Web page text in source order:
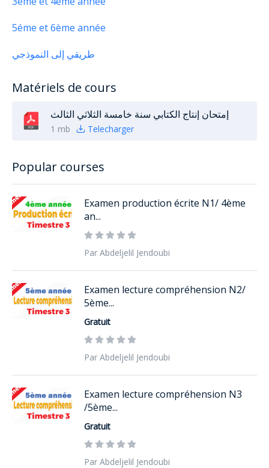
5éme et 6ème année
طريقي إلى النموذجي
Matériels de cours
إمتحان إنتاج الكتابي سنة خامسة الثلاثي الثالث
1 mb Telecharger
Popular courses
Examen production écrite N1/ 4ème
an...
Par Abdeljelil Jendoubi
Examen lecture compréhension N2/
5ème...
Gratuit
Par Abdeljelil Jendoubi
Examen lecture compréhension N3
/5ème...
Gratuit
Par Abdeljelil Jendoubi